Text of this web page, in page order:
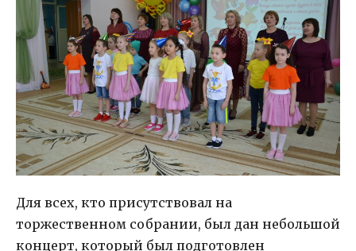
Для всех, кто присутствовал на
торжественном собрании, был дан небольшой
концерт, который был подготовлен